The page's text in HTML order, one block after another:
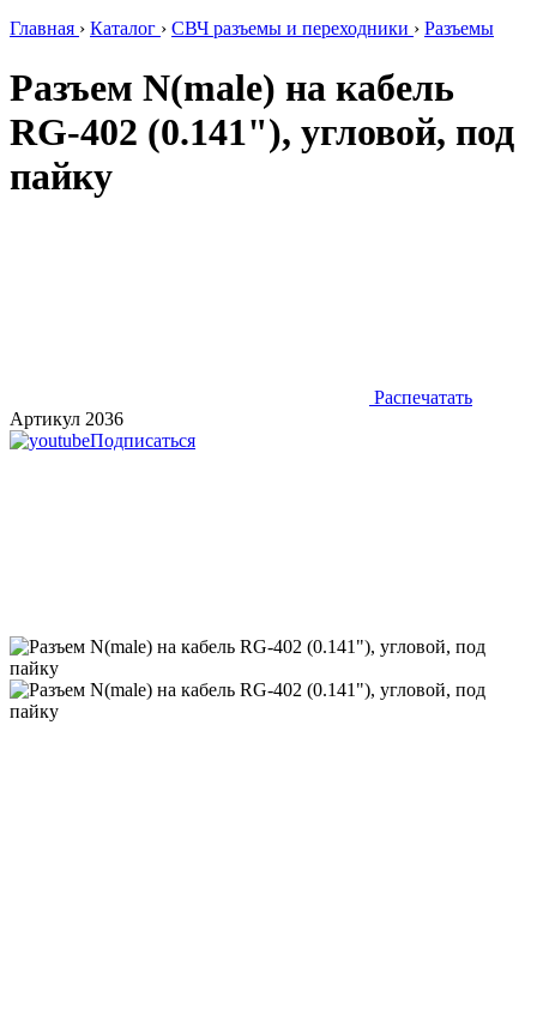
Главная › Каталог › СВЧ разъемы и переходники › Разъемы
Разъем N(male) на кабель
RG-402 (0.141"), угловой, под
пайку
Распечатать
Артикул 2036
Подписаться